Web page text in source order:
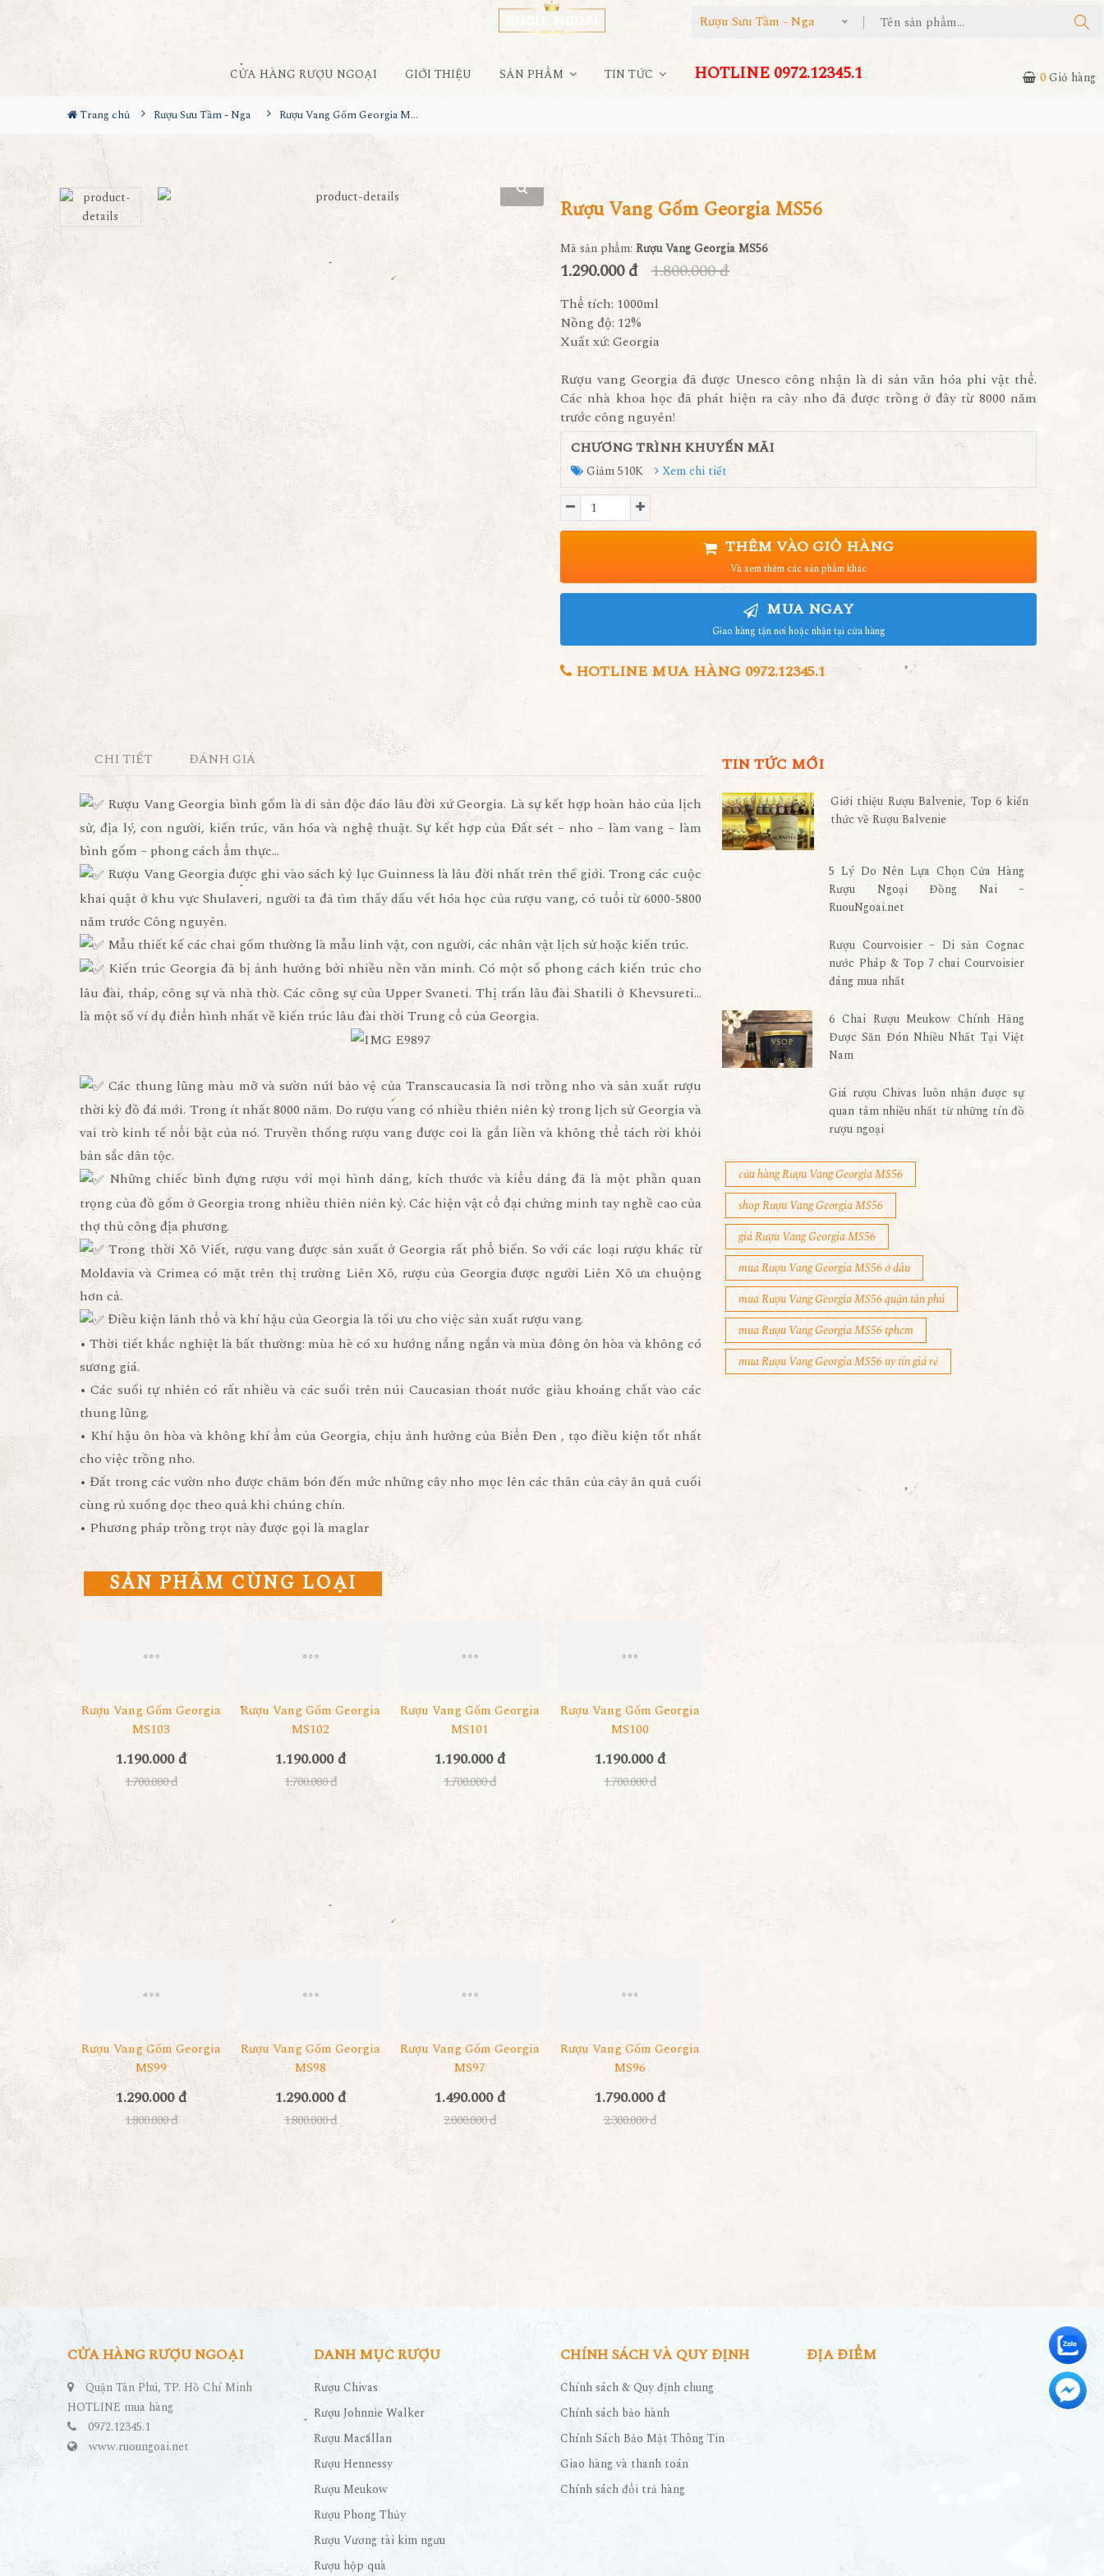
Rượu Sưu Tầm - Nga
CỬA HÀNG RƯỢU NGOẠI GIỚI THIỆU SẢN PHẨM TIN TỨC HOTLINE 0972.12345.1 0Giỏ hàng
Trang chủ Rượu Sưu Tầm - Nga Rượu Vang Gốm Georgia MS56
Rượu Vang Gốm Georgia MS56
Mã sản phẩm: Rượu Vang Georgia MS56
1.290.000 đ 1.800.000 đ
Thể tích: 1000ml
Nồng độ: 12%
Xuất xứ: Georgia
Rượu vang Georgia đã được Unesco công nhận là di sản văn hóa phi vật thể.
Các nhà khoa học đã phát hiện ra cây nho đã được trồng ở đây từ 8000 năm
trước công nguyên!
CHƯƠNG TRÌNH KHUYẾN MÃI
Giảm 510K Xem chi tiết
THÊM VÀO GIỎ HÀNG
Và xem thêm các sản phẩm khác
MUA NGAY
Giao hàng tận nơi hoặc nhận tại cửa hàng
HOTLINE MUA HÀNG 0972.12345.1
CHI TIẾT ĐÁNH GIÁ
Rượu Vang Georgia bình gốm là di sản độc đáo lâu đời xứ Georgia. Là sự kết hợp hoàn hảo của lịch
sử, địa lý, con người, kiến trúc, văn hóa và nghệ thuật. Sự kết hợp của Đất sét – nho – làm vang – làm
bình gốm – phong cách ẩm thực…
Rượu Vang Georgia được ghi vào sách kỷ lục Guinness là lâu đời nhất trên thế giới. Trong các cuộc
khai quật ở khu vực Shulaveri, người ta đã tìm thấy dấu vết hóa học của rượu vang, có tuổi từ 6000-5800
năm trước Công nguyên.
Mẫu thiết kế các chai gốm thường là mẫu linh vật, con người, các nhân vật lịch sử hoặc kiến trúc.
Kiến trúc Georgia đã bị ảnh hưởng bởi nhiều nền văn minh. Có một số phong cách kiến trúc cho
lâu đài, tháp, công sự và nhà thờ. Các công sự của Upper Svaneti. Thị trấn lâu đài Shatili ở Khevsureti…
là một số ví dụ điển hình nhất về kiến trúc lâu đài thời Trung cổ của Georgia.
Các thung lũng màu mỡ và sườn núi bảo vệ của Transcaucasia là nơi trồng nho và sản xuất rượu
thời kỳ đồ đá mới. Trong ít nhất 8000 năm. Do rượu vang có nhiều thiên niên kỷ trong lịch sử Georgia và
vai trò kinh tế nổi bật của nó. Truyền thống rượu vang được coi là gắn liền và không thể tách rời khỏi
bản sắc dân tộc.
Những chiếc bình đựng rượu với mọi hình dáng, kích thước và kiểu dáng đã là một phần quan
trọng của đồ gốm ở Georgia trong nhiều thiên niên kỷ. Các hiện vật cổ đại chứng minh tay nghề cao của
thợ thủ công địa phương.
Trong thời Xô Viết, rượu vang được sản xuất ở Georgia rất phổ biến. So với các loại rượu khác từ
Moldavia và Crimea có mặt trên thị trường Liên Xô, rượu của Georgia được người Liên Xô ưa chuộng
hơn cả.
Điều kiện lãnh thổ và khí hậu của Georgia là tối ưu cho việc sản xuất rượu vang.
• Thời tiết khắc nghiệt là bất thường: mùa hè có xu hướng nắng ngắn và mùa đông ôn hòa và không có
sương giá.
• Các suối tự nhiên có rất nhiều và các suối trên núi Caucasian thoát nước giàu khoáng chất vào các
thung lũng.
• Khí hậu ôn hòa và không khí ẩm của Georgia, chịu ảnh hưởng của Biển Đen , tạo điều kiện tốt nhất
cho việc trồng nho.
• Đất trong các vườn nho được chăm bón đến mức những cây nho mọc lên các thân của cây ăn quả cuối
cùng rủ xuống dọc theo quả khi chúng chín.
• Phương pháp trồng trọt này được gọi là maglar
SẢN PHẨM CÙNG LOẠI
Rượu Vang Gốm Georgia
MS103
1.190.000 đ
1.700.000 đ
Rượu Vang Gốm Georgia
MS102
1.190.000 đ
1.700.000 đ
Rượu Vang Gốm Georgia
MS101
1.190.000 đ
1.700.000 đ
Rượu Vang Gốm Georgia
MS100
1.190.000 đ
1.700.000 đ
Rượu Vang Gốm Georgia
MS99
1.290.000 đ
1.800.000 đ
Rượu Vang Gốm Georgia
MS98
1.290.000 đ
1.800.000 đ
Rượu Vang Gốm Georgia
MS97
1.490.000 đ
2.000.000 đ
Rượu Vang Gốm Georgia
MS96
1.790.000 đ
2.300.000 đ
TIN TỨC MỚI
Giới thiệu Rượu Balvenie, Top 6 kiến
thức về Rượu Balvenie
5 Lý Do Nên Lựa Chọn Cửa Hàng
Rượu Ngoại Đồng Nai –
RuouNgoai.net
Rượu Courvoisier – Di sản Cognac
nước Pháp & Top 7 chai Courvoisier
đáng mua nhất
6 Chai Rượu Meukow Chính Hãng
Được Săn Đón Nhiều Nhất Tại Việt
Nam
Giá rượu Chivas luôn nhận được sự
quan tâm nhiều nhất từ những tín đồ
rượu ngoại
cửa hàng Rượu Vang Georgia MS56
shop Rượu Vang Georgia MS56
giá Rượu Vang Georgia MS56
mua Rượu Vang Georgia MS56 ở đâu
mua Rượu Vang Georgia MS56 quận tân phú
mua Rượu Vang Georgia MS56 tphcm
mua Rượu Vang Georgia MS56 uy tín giá rẻ
CỬA HÀNG RƯỢU NGOẠI
Quận Tân Phú, TP. Hồ Chí Minh
HOTLINE mua hàng
0972.12345.1
www.ruoungoai.net
DANH MỤC RƯỢU
Rượu Chivas
Rượu Johnnie Walker
Rượu Macallan
Rượu Hennessy
Rượu Meukow
Rượu Phong Thủy
Rượu Vương tài kim ngưu
Rượu hộp quà
CHÍNH SÁCH VÀ QUY ĐỊNH
Chính sách & Quy định chung
Chính sách bảo hành
Chính Sách Bảo Mật Thông Tin
Giao hàng và thanh toán
Chính sách đổi trả hàng
ĐỊA ĐIỂM